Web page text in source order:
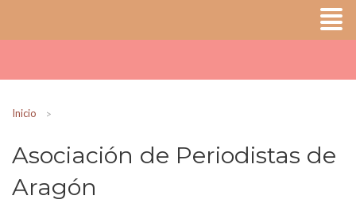
Inicio
Asociación de Periodistas de
Aragón